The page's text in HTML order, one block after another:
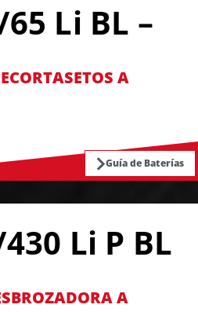
Li BL –
A
Guía de Baterías
Li P BL
A